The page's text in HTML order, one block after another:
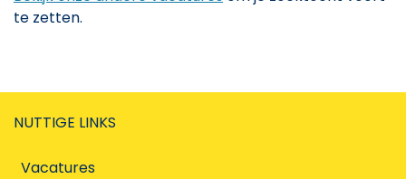
te zetten.
NUTTIGE LINKS
Vacatures